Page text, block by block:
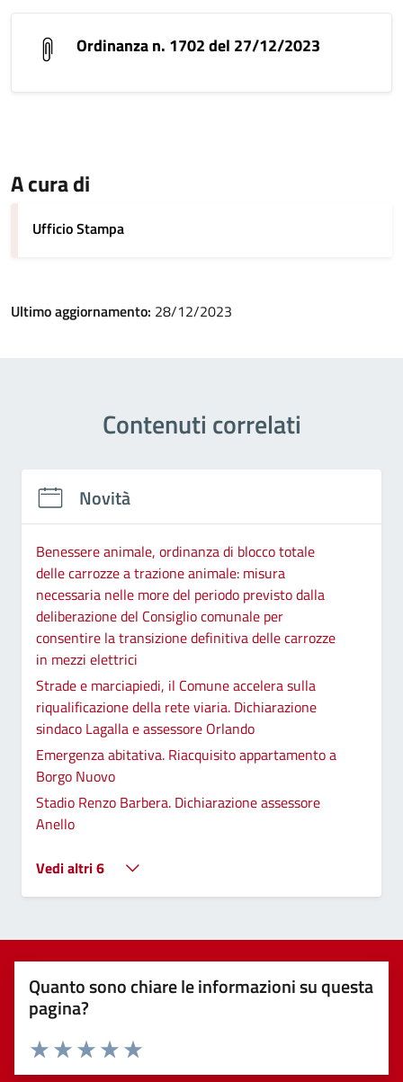
Ordinanza n. 1702 del 27/12/2023
A cura di
Ufficio Stampa
Ultimo aggiornamento: 28/12/2023
Contenuti correlati
Novità
Benessere animale, ordinanza di blocco totale
delle carrozze a trazione animale: misura
necessaria nelle more del periodo previsto dalla
deliberazione del Consiglio comunale per
consentire la transizione definitiva delle carrozze
in mezzi elettrici
Strade e marciapiedi, il Comune accelera sulla
riqualificazione della rete viaria. Dichiarazione
sindaco Lagalla e assessore Orlando
Emergenza abitativa. Riacquisito appartamento a
Borgo Nuovo
Stadio Renzo Barbera. Dichiarazione assessore
Anello
Vedi altri 6
Quanto sono chiare le informazioni su questa
pagina?
Valuta 5 stelle su 5
Valuta 4 stelle su 5
Valuta 3 stelle su 5
Valuta 2 stelle su 5
Valuta 1 stelle su 5